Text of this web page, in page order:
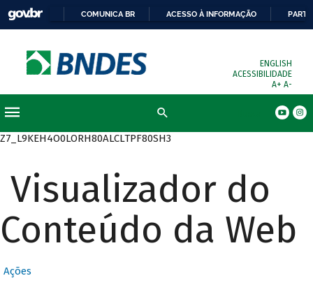
COMUNICA BR ACESSO À INFORMAÇÃO
ENGLISH
ACESSIBILIDADE
A+ A-
Z7_L9KEH4O0LORH80ALCLTPF80SH3
Visualizador do
Conteúdo da Web
Ações